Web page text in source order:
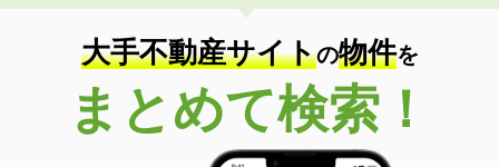
専有面積 65m²
間取り
3LDK
鹿児島県鹿児島市光山１
価 格
5万円
鹿児島県鹿児島市光山１
大手不動産サイトの物件を
まとめて検索！